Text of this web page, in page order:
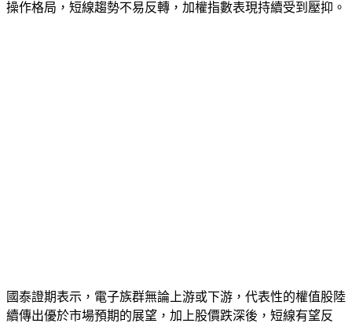
操作格局，短線趨勢不易反轉，加權指數表現持續受到壓抑。
國泰證期表示，電子族群無論上游或下游，代表性的權值股陸
續傳出優於市場預期的展望，加上股價跌深後，短線有望反